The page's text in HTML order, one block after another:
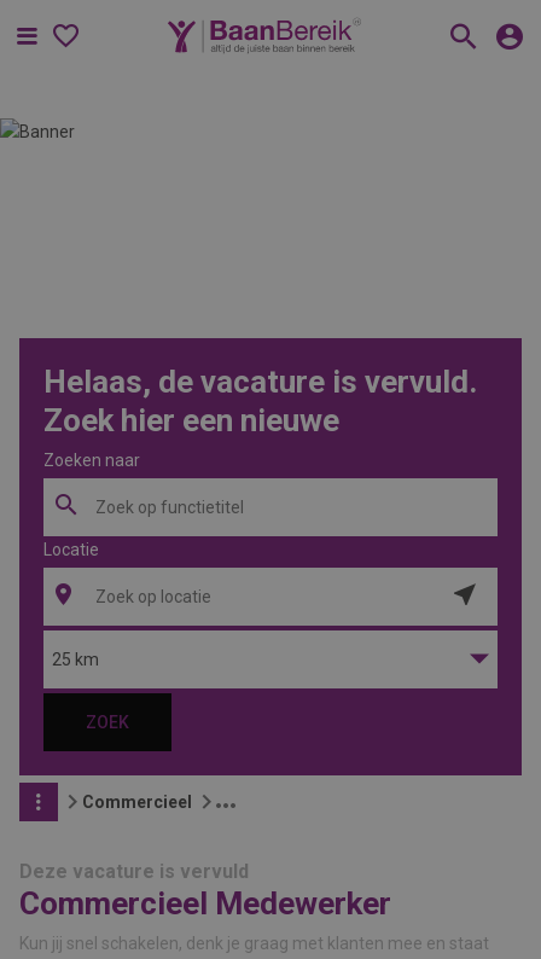
Menu
Helaas, de vacature is vervuld.
Zoek hier een nieuwe
Zoeken naar
Locatie
ophalen
25 km
ZOEK
Commercieel
Deze vacature is vervuld
Commercieel Medewerker
Kun jij snel schakelen, denk je graag met klanten mee en staat